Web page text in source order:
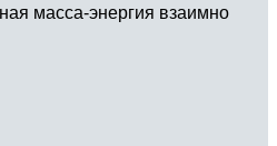
масса-энергия взаимно